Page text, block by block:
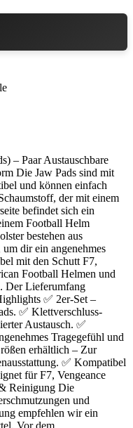
– Paar Austauschbare
Die Jaw Pads sind mit
und können einfach
der mit einem
befindet sich ein
Football Helm
bestehen aus
dir ein angenehmes
mit den Schutt F7,
Football Helmen und
Der Lieferumfang
✅ 2er-Set –
✅ Klettverschluss-
Austausch. ✅
Tragegefühl und
erhältlich – Zur
✅ Kompatibel
für F7, Vengeance
Reinigung Die
und
empfehlen wir ein
Vor dem